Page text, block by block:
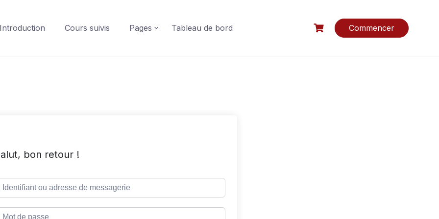
Introduction Cours suivis Pages Tableau de bord Commencer
bon retour !